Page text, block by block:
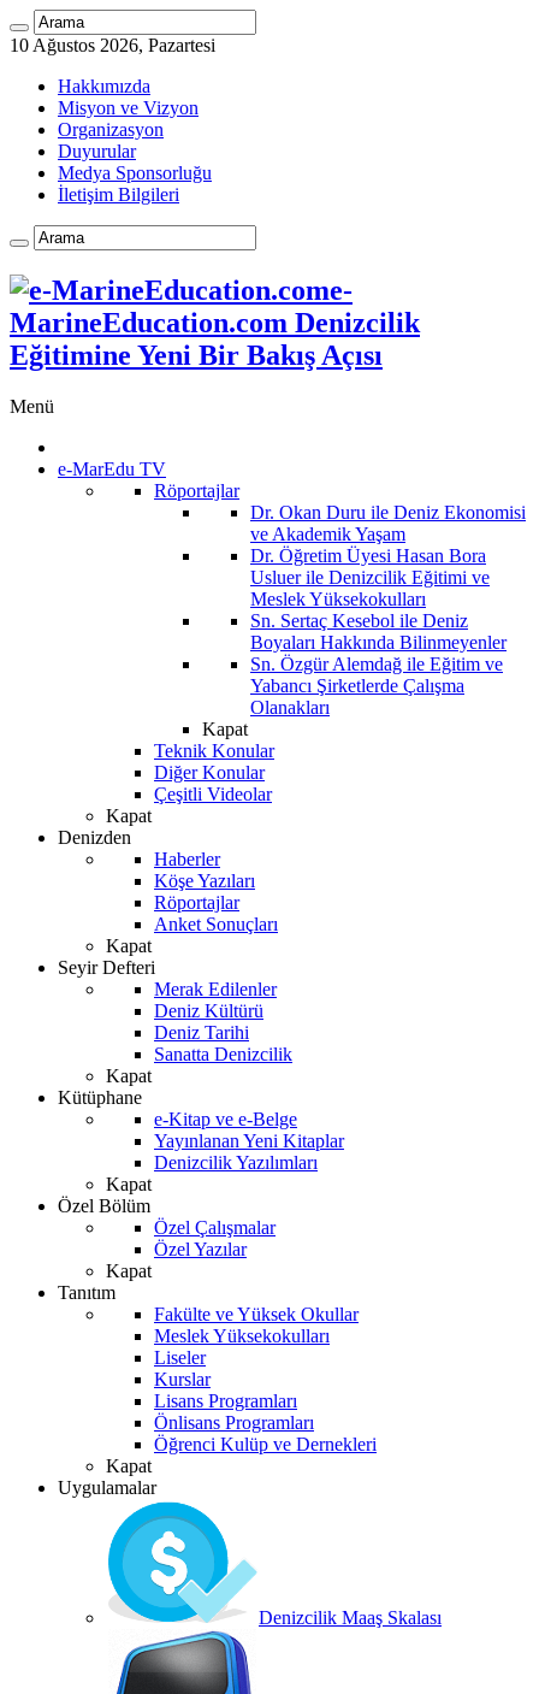
10 Ağustos 2026, Pazartesi
Hakkımızda
Misyon ve Vizyon
Organizasyon
Duyurular
Medya Sponsorluğu
İletişim Bilgileri
e-
MarineEducation.com Denizcilik
Eğitimine Yeni Bir Bakış Açısı
Menü
e-MarEdu TV
Röportajlar
Dr. Okan Duru ile Deniz Ekonomisi
ve Akademik Yaşam
Dr. Öğretim Üyesi Hasan Bora
Usluer ile Denizcilik Eğitimi ve
Meslek Yüksekokulları
Sn. Sertaç Kesebol ile Deniz
Boyaları Hakkında Bilinmeyenler
Sn. Özgür Alemdağ ile Eğitim ve
Yabancı Şirketlerde Çalışma
Olanakları
Kapat
Teknik Konular
Diğer Konular
Çeşitli Videolar
Kapat
Denizden
Haberler
Köşe Yazıları
Röportajlar
Anket Sonuçları
Kapat
Seyir Defteri
Merak Edilenler
Deniz Kültürü
Deniz Tarihi
Sanatta Denizcilik
Kapat
Kütüphane
e-Kitap ve e-Belge
Yayınlanan Yeni Kitaplar
Denizcilik Yazılımları
Kapat
Özel Bölüm
Özel Çalışmalar
Özel Yazılar
Kapat
Tanıtım
Fakülte ve Yüksek Okullar
Meslek Yüksekokulları
Liseler
Kurslar
Lisans Programları
Önlisans Programları
Öğrenci Kulüp ve Dernekleri
Kapat
Uygulamalar
Denizcilik Maaş Skalası